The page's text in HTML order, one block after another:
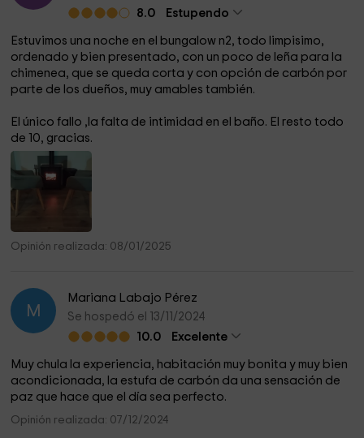
8.0
Estupendo
Estuvimos una noche en el bungalow n2, todo limpisimo,
ordenado y bien presentado, con un poco de leña para la
chimenea, que se queda corta y con opción de carbón por
parte de los dueños, muy amables también.
El único fallo ,la falta de intimidad en el baño. El resto todo
de 10, gracias.
Opinión realizada: 08/01/2025
M
Mariana Labajo Pérez
Se hospedó el 13/11/2024
10.0
Excelente
Muy chula la experiencia, habitación muy bonita y muy bien
acondicionada, la estufa de carbón da una sensación de
paz que hace que el día sea perfecto.
Opinión realizada: 07/12/2024